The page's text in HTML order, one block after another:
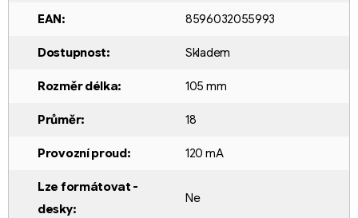
EAN: 8596032055993
Dostupnost: Skladem
Rozměr délka: 105 mm
Průměr: 18
Provozní proud: 120 mA
Lze formátovat -
desky:
Ne